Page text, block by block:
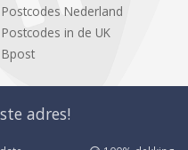
Postcodes Nederland
Postcodes in de UK
Bpost
adres!